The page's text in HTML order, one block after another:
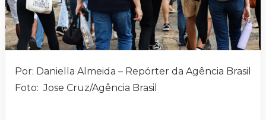
Por: Daniella Almeida – Repórter da Agência Brasil
Foto: Jose Cruz/Agência Brasil